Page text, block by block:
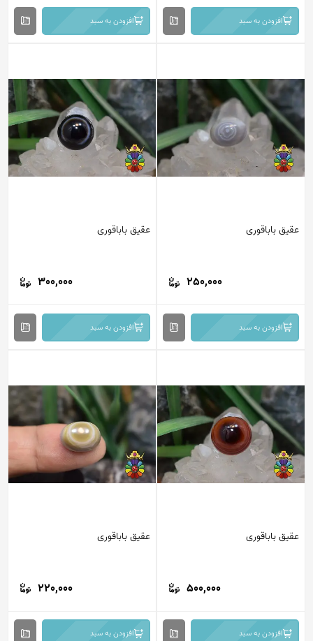
افزودن به سبد افزودن به سبد
عقیق باباقوری
250,000
افزودن به سبد
عقیق باباقوری
300,000
افزودن به سبد
عقیق باباقوری
500,000
افزودن به سبد
عقیق باباقوری
220,000
افزودن به سبد